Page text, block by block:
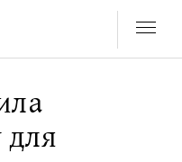
для